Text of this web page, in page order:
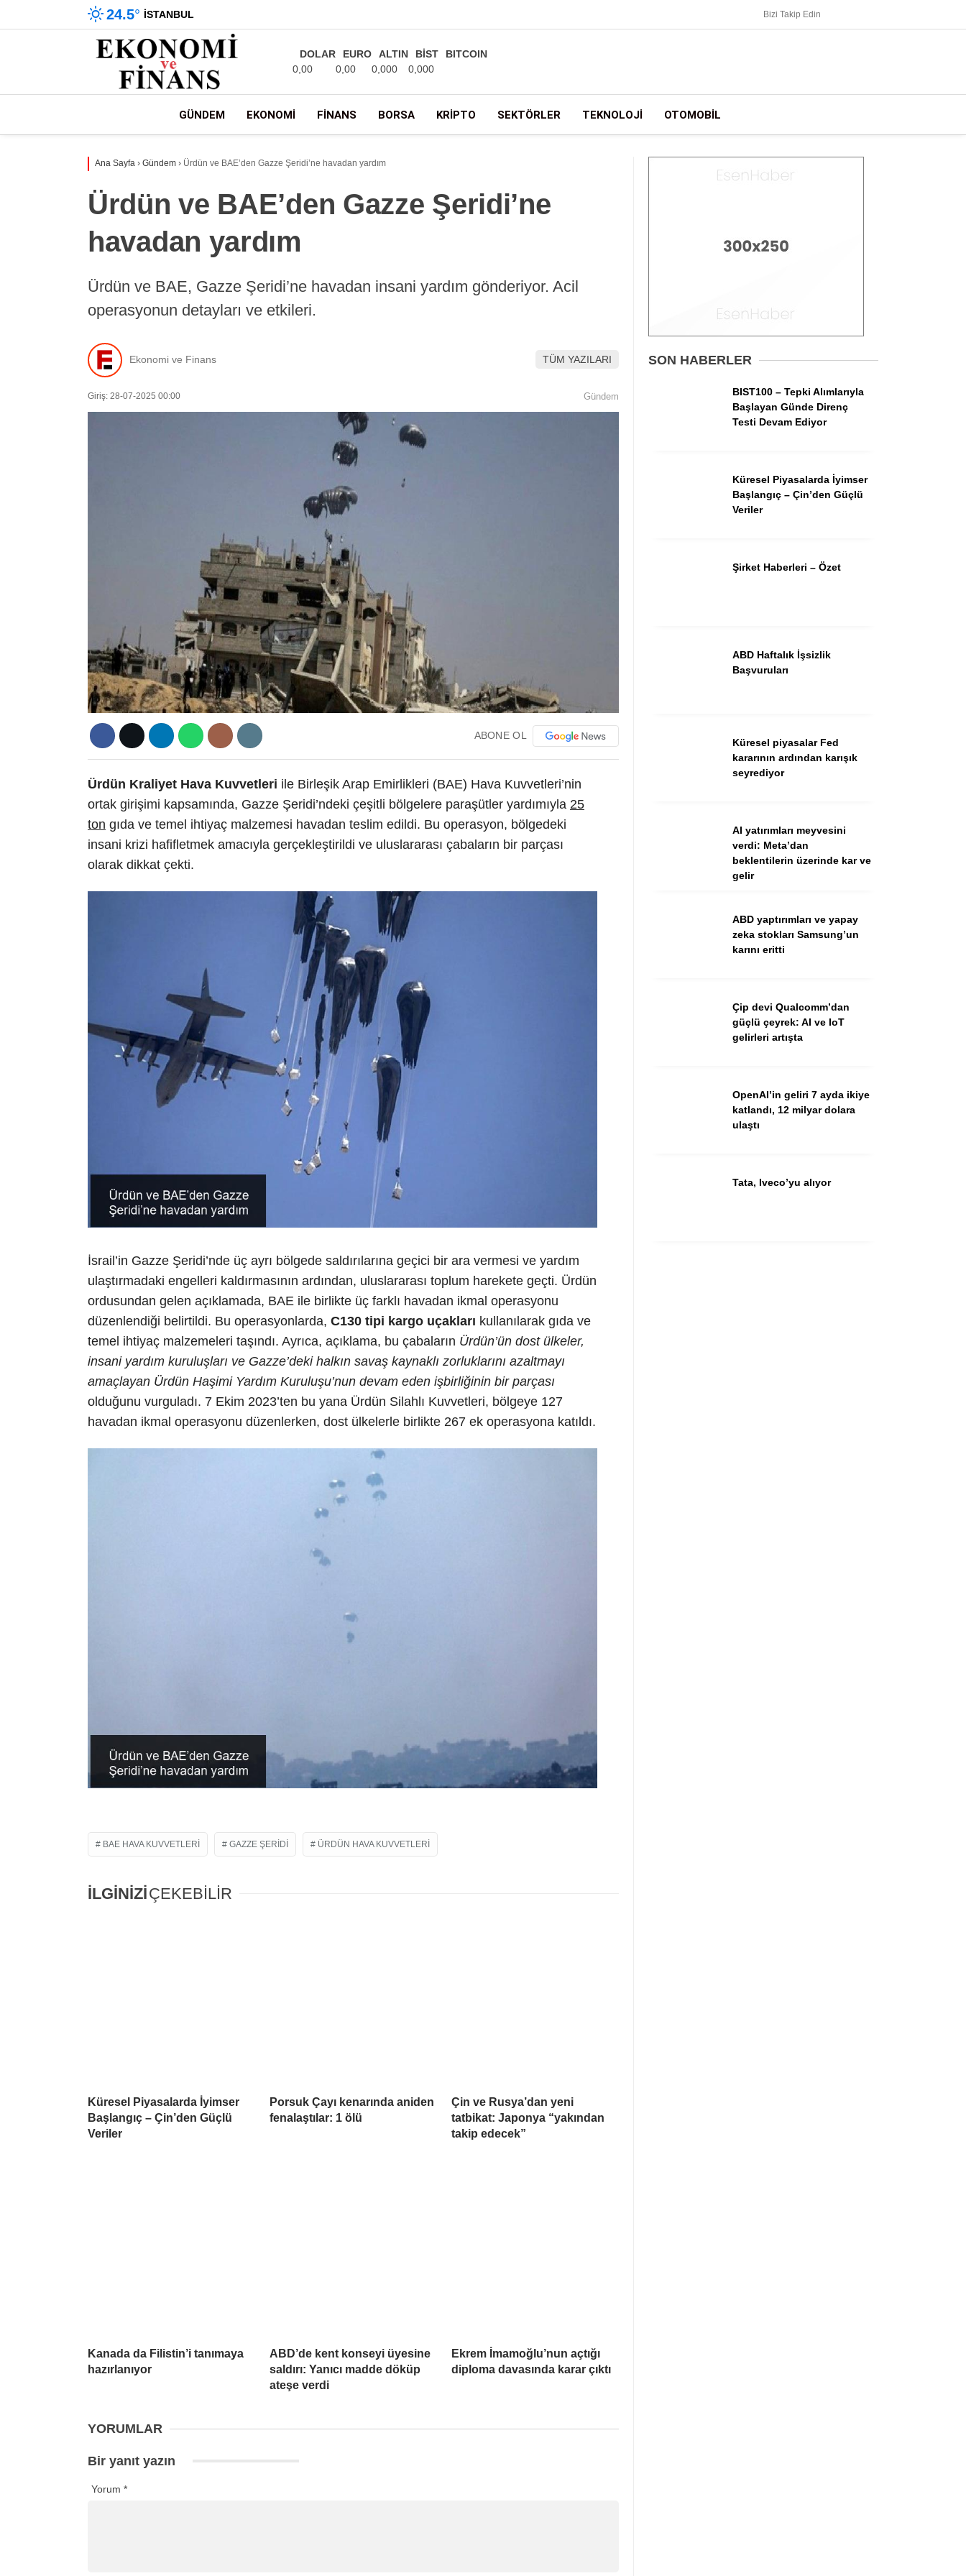
Gündem
Ekonomi
Borsa
Spor
Kripto
24.5° İSTANBUL Bizi Takip Edin
DOLAR
0,00
EURO
0,00
ALTIN
0,000
BİST
0,000
BITCOIN
GÜNDEM EKONOMI FINANS BORSA KRIPTO SEKTÖRLER TEKNOLOJI OTOMOBIL
Ana Sayfa › Gündem › Ürdün ve BAE’den Gazze Şeridi’ne havadan yardım
Ürdün ve BAE’den Gazze Şeridi’ne
havadan yardım
Ürdün ve BAE, Gazze Şeridi’ne havadan insani yardım gönderiyor. Acil
operasyonun detayları ve etkileri.
Ekonomi ve Finans TÜM YAZILARI
Giriş: 28-07-2025 00:00 Gündem
ABONE OL
Ürdün Kraliyet Hava Kuvvetleri ile Birleşik Arap Emirlikleri (BAE) Hava Kuvvetleri’nin
ortak girişimi kapsamında, Gazze Şeridi’ndeki çeşitli bölgelere paraşütler yardımıyla 25
ton gıda ve temel ihtiyaç malzemesi havadan teslim edildi. Bu operasyon, bölgedeki
insani krizi hafifletmek amacıyla gerçekleştirildi ve uluslararası çabaların bir parçası
olarak dikkat çekti.
İsrail’in Gazze Şeridi’nde üç ayrı bölgede saldırılarına geçici bir ara vermesi ve yardım
ulaştırmadaki engelleri kaldırmasının ardından, uluslararası toplum harekete geçti. Ürdün
ordusundan gelen açıklamada, BAE ile birlikte üç farklı havadan ikmal operasyonu
düzenlendiği belirtildi. Bu operasyonlarda, C130 tipi kargo uçakları kullanılarak gıda ve
temel ihtiyaç malzemeleri taşındı. Ayrıca, açıklama, bu çabaların Ürdün’ün dost ülkeler,
insani yardım kuruluşları ve Gazze’deki halkın savaş kaynaklı zorluklarını azaltmayı
amaçlayan Ürdün Haşimi Yardım Kuruluşu’nun devam eden işbirliğinin bir parçası
olduğunu vurguladı. 7 Ekim 2023’ten bu yana Ürdün Silahlı Kuvvetleri, bölgeye 127
havadan ikmal operasyonu düzenlerken, dost ülkelerle birlikte 267 ek operasyona katıldı.
BAE HAVA KUVVETLERI GAZZE ŞERIDI ÜRDÜN HAVA KUVVETLERI
İLGİNİZİÇEKEBİLİR
Küresel Piyasalarda İyimser
Başlangıç – Çin’den Güçlü
Veriler
Porsuk Çayı kenarında aniden
fenalaştılar: 1 ölü
Çin ve Rusya’dan yeni
tatbikat: Japonya “yakından
takip edecek”
Kanada da Filistin’i tanımaya
hazırlanıyor
ABD’de kent konseyi üyesine
saldırı: Yanıcı madde döküp
ateşe verdi
Ekrem İmamoğlu’nun açtığı
diploma davasında karar çıktı
YORUMLAR
Bir yanıt yazın
Yorum *
SON HABERLER
BIST100 – Tepki Alımlarıyla
Başlayan Günde Direnç
Testi Devam Ediyor
Küresel Piyasalarda İyimser
Başlangıç – Çin’den Güçlü
Veriler
Şirket Haberleri – Özet
ABD Haftalık İşsizlik
Başvuruları
Küresel piyasalar Fed
kararının ardından karışık
seyrediyor
AI yatırımları meyvesini
verdi: Meta’dan
beklentilerin üzerinde kar ve
gelir
ABD yaptırımları ve yapay
zeka stokları Samsung’un
karını eritti
Çip devi Qualcomm’dan
güçlü çeyrek: AI ve IoT
gelirleri artışta
OpenAI’in geliri 7 ayda ikiye
katlandı, 12 milyar dolara
ulaştı
Tata, Iveco’yu alıyor